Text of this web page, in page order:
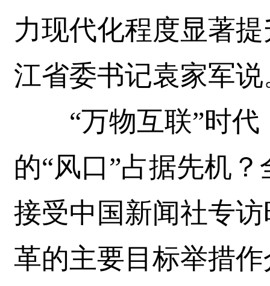
力现代化程度显著
江省委书记袁家军说
“万物互联”时代
的“风口”占据先机
接受中国新闻社专
革的主要目标举措